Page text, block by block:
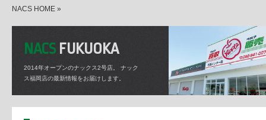
NACS HOME »
NACSFUKUOKA
2014年オープンのナックス2号店。
ナック
ス福岡店の最新情報をお届けします。